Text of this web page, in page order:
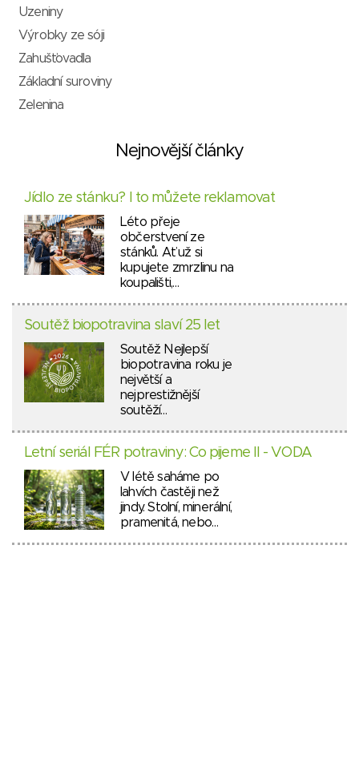
Uzeniny
Výrobky ze sóji
Zahušťovadla
Základní suroviny
Zelenina
Nejnovější články
Jídlo ze stánku? I to můžete reklamovat
Léto přeje
občerstvení ze
stánků. Ať už si
kupujete zmrzlinu na
koupališti,…
Soutěž biopotravina slaví 25 let
Soutěž Nejlepší
biopotravina roku je
největší a
nejprestižnější
soutěží…
Letní seriál FÉR potraviny: Co pijeme II - VODA
V létě saháme po
lahvích častěji než
jindy. Stolní, minerální,
pramenitá, nebo…